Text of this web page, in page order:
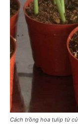
Cách trồng hoa tulip từ củ